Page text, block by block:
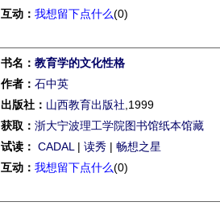
互动： 我想留下点什么(0)
书名： 教育学的文化性格
作者： 石中英
出版社： 山西教育出版社 ,1999
获取： 浙大宁波理工学院图书馆纸本馆藏
试读： CADAL | 读秀 | 畅想之星
互动： 我想留下点什么(0)